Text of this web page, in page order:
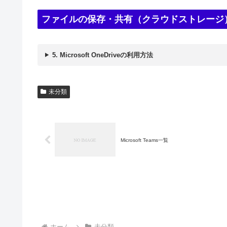
ファイルの保存・共有（クラウドストレージ
5. Microsoft OneDriveの利用方法
未分類
Microsoft Teams一覧